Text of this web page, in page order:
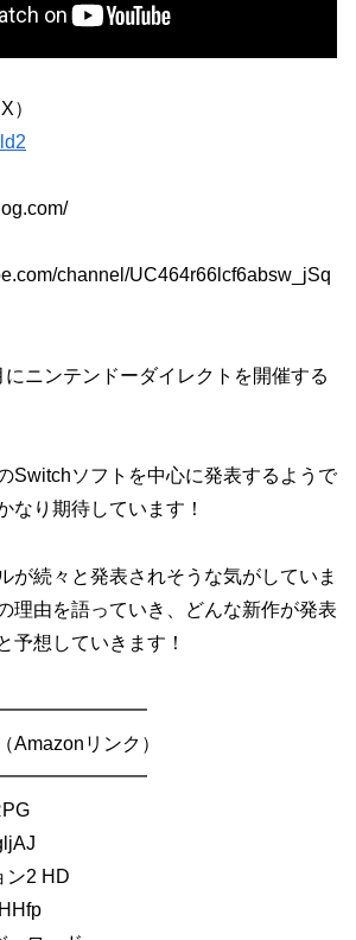
）
channel/UC464r66lcf6absw_jSq
ニンテンドーダイレクトを開催する
Switchソフトを中心に発表するようで
なり期待しています！
が続々と発表されそうな気がしていま
理由を語っていき、どんな新作が発表
予想していきます！
Amazonリンク）
ン2 HD